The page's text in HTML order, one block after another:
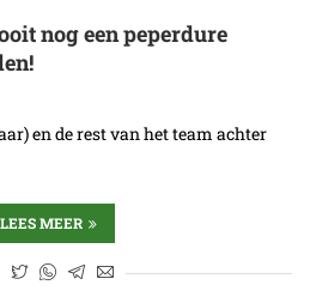
nog een peperdure
en de rest van het team achter
LEES MEER